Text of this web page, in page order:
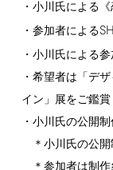
・小川氏による
・参加者による
・小川氏による
・希望者は「デ
イン」展をご鑑
・小川氏の公開
＊小川氏の公開